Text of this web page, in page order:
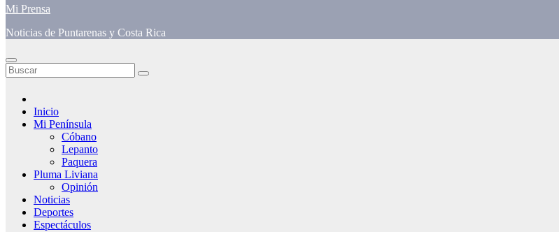
Mi Prensa
Noticias de Puntarenas y Costa Rica
Inicio
Mi Península
Cóbano
Lepanto
Paquera
Pluma Liviana
Opinión
Noticias
Deportes
Espectáculos